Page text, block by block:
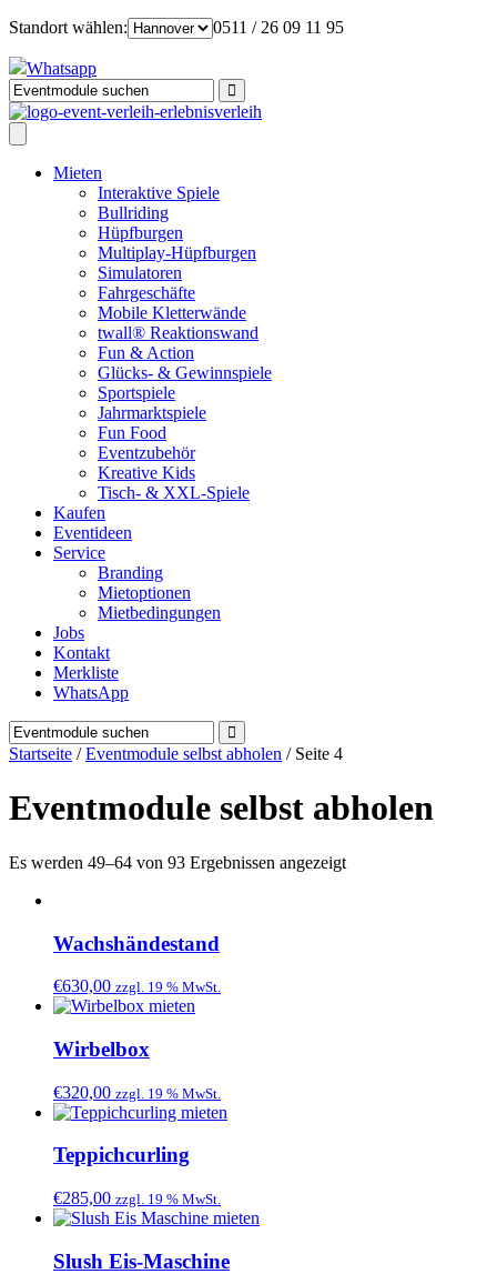
Standort wählen: 0511 / 26 09 11 95
Whatsapp
Mieten
Interaktive Spiele
Bullriding
Hüpfburgen
Multiplay-Hüpfburgen
Simulatoren
Fahrgeschäfte
Mobile Kletterwände
twall® Reaktionswand
Fun & Action
Glücks- & Gewinnspiele
Sportspiele
Jahrmarktspiele
Fun Food
Eventzubehör
Kreative Kids
Tisch- & XXL-Spiele
Kaufen
Eventideen
Service
Branding
Mietoptionen
Mietbedingungen
Jobs
Kontakt
Merkliste
WhatsApp
Startseite /Eventmodule selbst abholen / Seite 4
Eventmodule selbst abholen
Es werden 49–64 von 93 Ergebnissen angezeigt
Wachshändestand
€630,00 zzgl. 19 % MwSt.
Wirbelbox
€320,00 zzgl. 19 % MwSt.
Teppichcurling
€285,00 zzgl. 19 % MwSt.
Slush Eis-Maschine